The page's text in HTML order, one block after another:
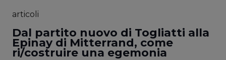
articoli
Dal partito nuovo di Togliatti alla
Epinay di Mitterrand, come
ri/costruire una egemonia